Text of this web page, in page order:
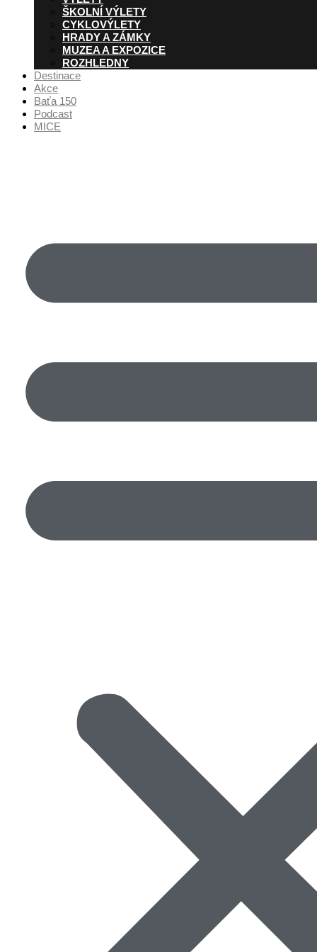
ŠKOLNÍ VÝLETY
CYKLOVÝLETY
HRADY A ZÁMKY
MUZEA A EXPOZICE
ROZHLEDNY
Destinace
Akce
Baťa 150
Podcast
MICE